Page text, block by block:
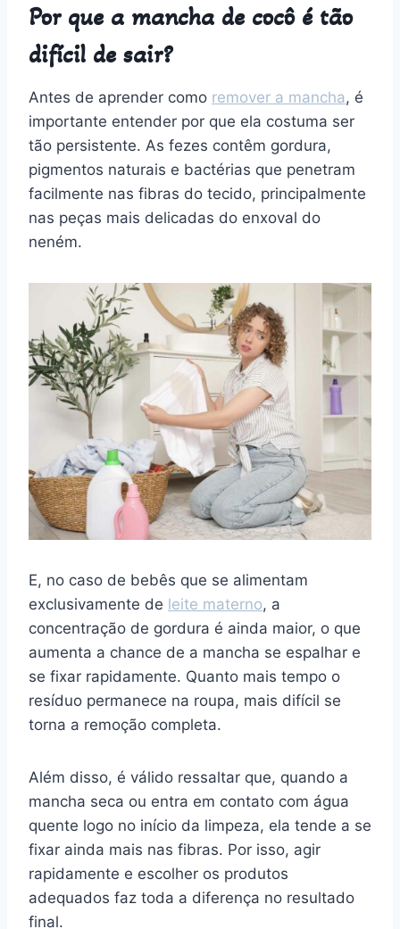
Por que a mancha de cocô é tão
difícil de sair?
Antes de aprender como remover a mancha, é
importante entender por que ela costuma ser
tão persistente. As fezes contêm gordura,
pigmentos naturais e bactérias que penetram
facilmente nas fibras do tecido, principalmente
nas peças mais delicadas do enxoval do
neném.
E, no caso de bebês que se alimentam
exclusivamente de leite materno, a
concentração de gordura é ainda maior, o que
aumenta a chance de a mancha se espalhar e
se fixar rapidamente. Quanto mais tempo o
resíduo permanece na roupa, mais difícil se
torna a remoção completa.
Além disso, é válido ressaltar que, quando a
mancha seca ou entra em contato com água
quente logo no início da limpeza, ela tende a se
fixar ainda mais nas fibras. Por isso, agir
rapidamente e escolher os produtos
adequados faz toda a diferença no resultado
final.